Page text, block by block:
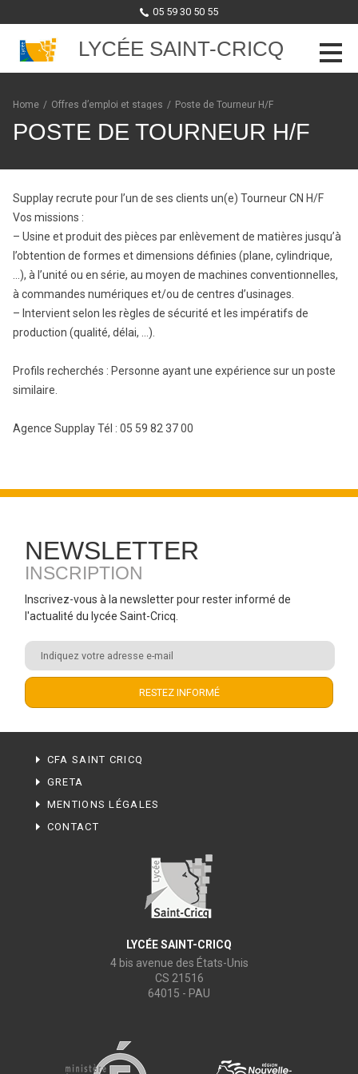
05 59 30 50 55
LYCÉE SAINT-CRICQ
Skip to content
Home / Offres d’emploi et stages / Poste de Tourneur H/F
POSTE DE TOURNEUR H/F
Supplay recrute pour l’un de ses clients un(e) Tourneur CN H/F
Vos missions :
– Usine et produit des pièces par enlèvement de matières jusqu’à
l’obtention de formes et dimensions définies (plane, cylindrique,
…), à l’unité ou en série, au moyen de machines conventionnelles,
à commandes numériques et/ou de centres d’usinages.
– Intervient selon les règles de sécurité et les impératifs de
production (qualité, délai, …).
Profils recherchés : Personne ayant une expérience sur un poste
similaire.
Agence Supplay Tél : 05 59 82 37 00
NEWSLETTER
INSCRIPTION
Inscrivez-vous à la newsletter pour rester informé de
l'actualité du lycée Saint-Cricq.
CFA SAINT CRICQ
GRETA
MENTIONS LÉGALES
CONTACT
LYCÉE SAINT-CRICQ
4 bis avenue des États-Unis
CS 21516
64015 - PAU